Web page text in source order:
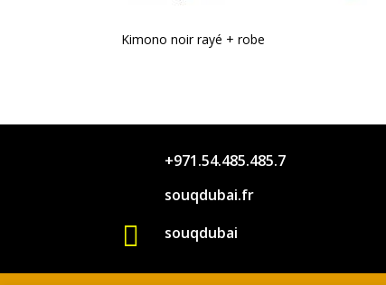
Kimono noir rayé + robe
+971.54.485.485.7
souqdubai.fr
 souqdubai